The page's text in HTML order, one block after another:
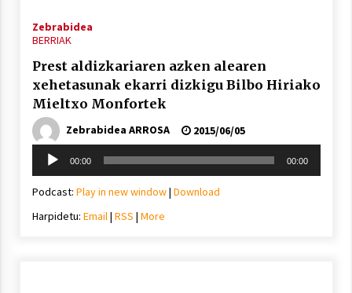
Arrosaren laburpen bideoa Hamaika
Telebistaren eskutik
2021/06/30
Zebrabidea
BERRIAK
Prest aldizkariaren azken alearen
xehetasunak ekarri dizkigu Bilbo Hiriako
Mieltxo Monfortek
Zebrabidea ARROSA
2015/06/05
Soinu
erreproduzigailua
00:00 00:00
Podcast: Play in new window| Download
Harpidetu: Email| RSS | More